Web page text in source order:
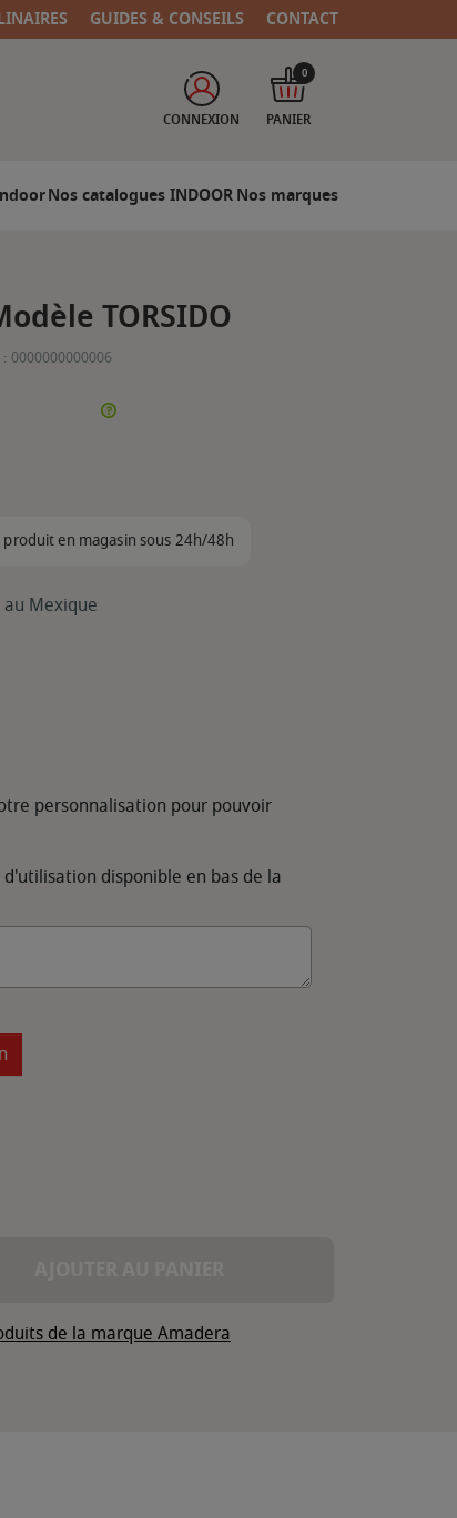
GUIDES & CONSEILS CONTACT
CONNEXION PANIER
0
Nos catalogues INDOORNos marques
TORSIDO
0000000000006
produit en magasin sous 24h/48h
Mexique
personnalisation pour pouvoir
d'utilisation disponible en bas de la
de la marque Amadera